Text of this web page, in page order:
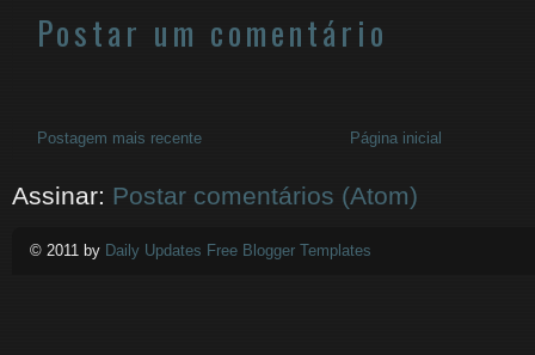
Postar um comentário
Postagem mais recente Página inicial
Assinar: Postar comentários (Atom)
© 2011 by Daily Updates Free Blogger Templates